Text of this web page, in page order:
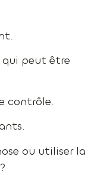
peut être
contrôle.
ou utiliser la